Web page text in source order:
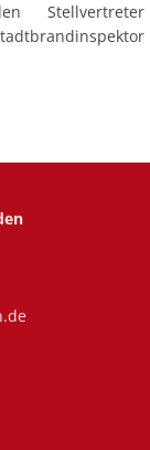
Stellvertreter